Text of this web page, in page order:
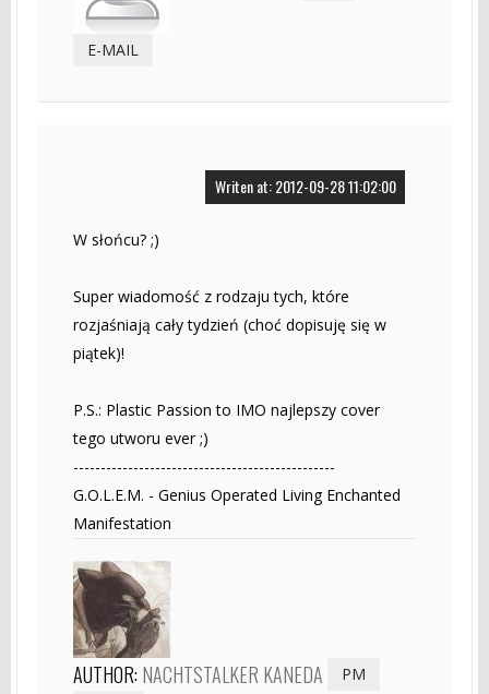
E-MAIL
Writen at: 2012-09-28 11:02:00
W słońcu? ;)
Super wiadomość z rodzaju tych, które
rozjaśniają cały tydzień (choć dopisuję się w
piątek)!
P.S.: Plastic Passion to IMO najlepszy cover
tego utworu ever ;)
------------------------------------------------
G.O.L.E.M. - Genius Operated Living Enchanted
Manifestation
AUTHOR: NACHTSTALKER KANEDA
PM